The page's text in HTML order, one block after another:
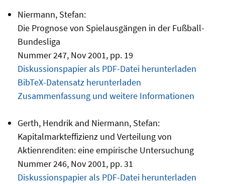
Niermann, Stefan:
Die Prognose von Spielausgängen in der Fußball-
Bundesliga
Nummer 247, Nov 2001, pp. 19
Diskussionspapier als PDF-Datei herunterladen
BibTeX-Datensatz herunterladen
Zusammenfassung und weitere Informationen
Gerth, Hendrik and Niermann, Stefan:
Kapitalmarkteffizienz und Verteilung von
Aktienrenditen: eine empirische Untersuchung
Nummer 246, Nov 2001, pp. 31
Diskussionspapier als PDF-Datei herunterladen